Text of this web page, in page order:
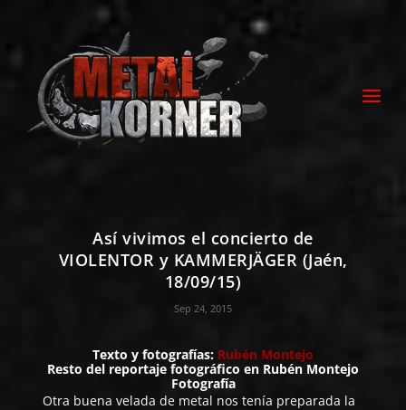
Así vivimos el concierto de
VIOLENTOR y KAMMERJÄGER (Jaén,
18/09/15)
Sep 24, 2015
Texto y fotografías: Rubén Montejo
Resto del reportaje fotográfico en Rubén Montejo
Fotografía
Otra buena velada de metal nos tenía preparada la